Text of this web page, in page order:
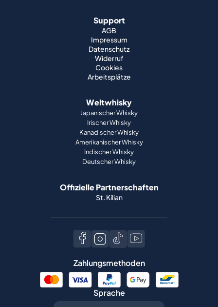
Support
AGB
Impressum
Datenschutz
Widerruf
Cookies
Arbeitsplätze
Weltwhisky
Japanischer Whisky
Irischer Whisky
Kanadischer Whisky
Amerikanischer Whisky
Indischer Whisky
Deutscher Whisky
Offizielle Partnerschaften
St. Kilian
Zahlungsmethoden
Sprache